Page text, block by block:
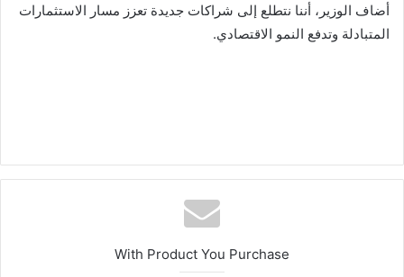
أضاف الوزير، أننا نتطلع إلى شراكات جديدة تعزز مسار الاستثمارات
المتبادلة وتدفع النمو الاقتصادي.
With Product You Purchase